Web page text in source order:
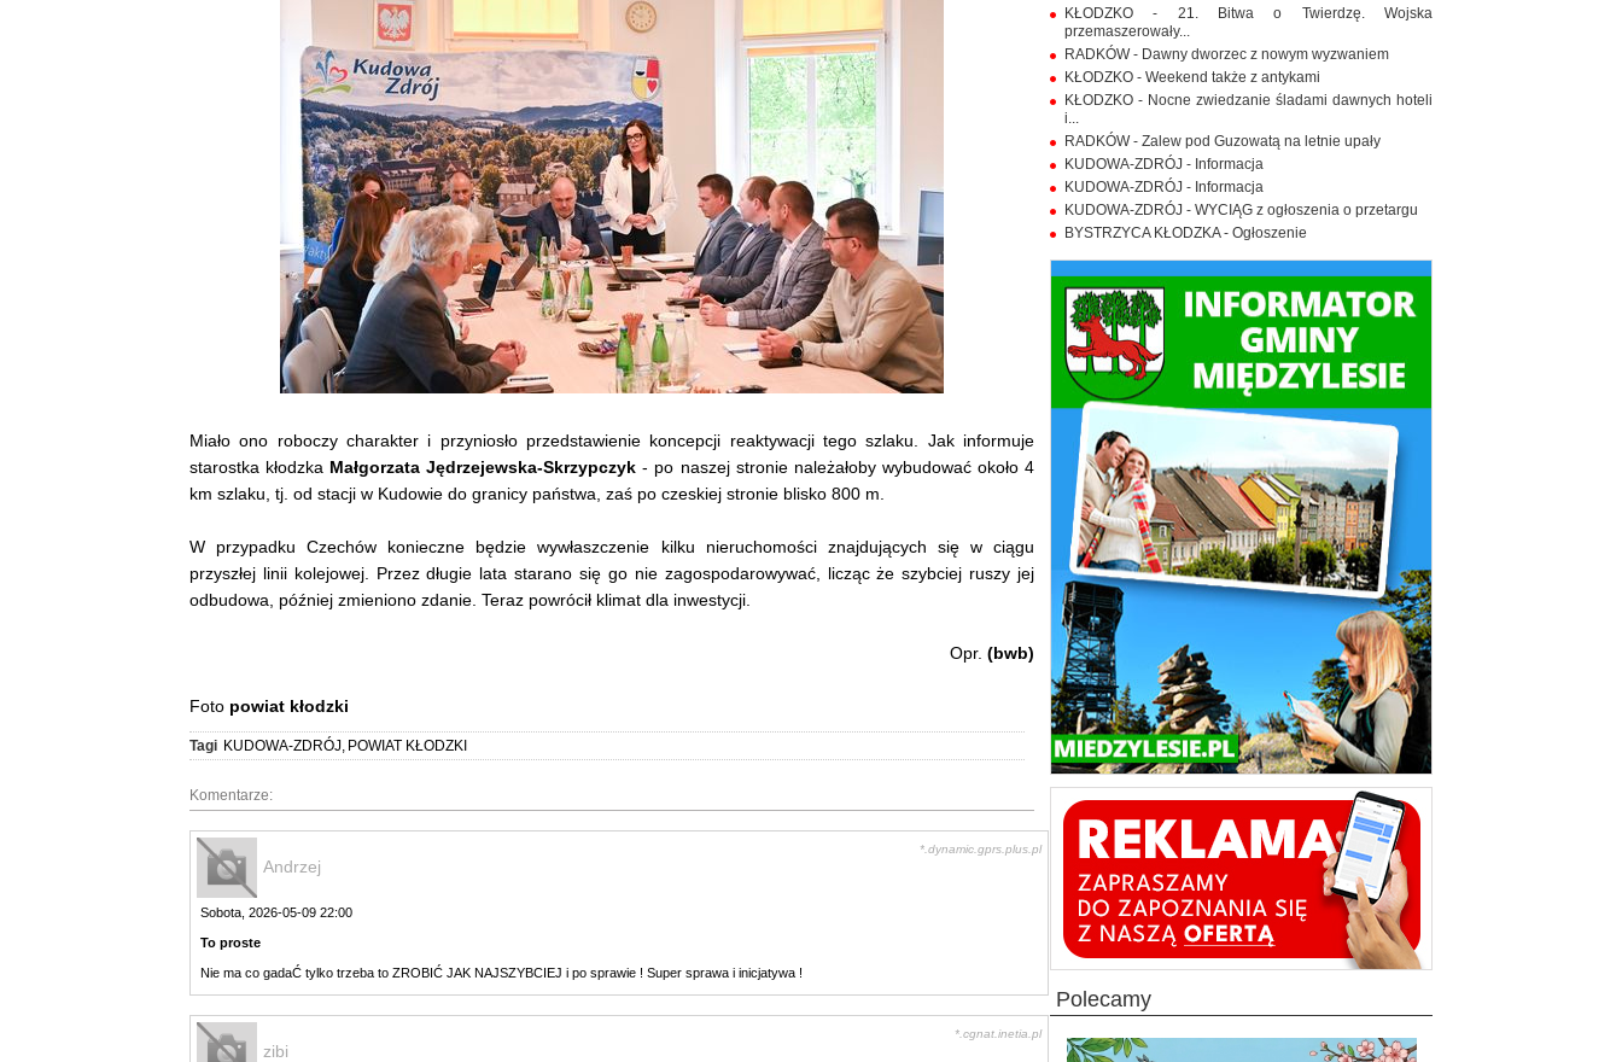
Miało ono roboczy charakter i przyniosło przedstawienie koncepcji reaktywacji tego szlaku. Jak informuje
starostka kłodzka Małgorzata Jędrzejewska-Skrzypczyk - po naszej stronie należałoby wybudować około 4
km szlaku, tj. od stacji w Kudowie do granicy państwa, zaś po czeskiej stronie blisko 800 m.
W przypadku Czechów konieczne będzie wywłaszczenie kilku nieruchomości znajdujących się w ciągu
przyszłej linii kolejowej. Przez długie lata starano się go nie zagospodarowywać, licząc że szybciej ruszy jej
odbudowa, później zmieniono zdanie. Teraz powrócił klimat dla inwestycji.
Opr. (bwb)
Foto powiat kłodzki
Tagi KUDOWA-ZDRÓJ, POWIAT KŁODZKI
Komentarze:
Andrzej
*.dynamic.gprs.plus.pl
Sobota, 2026-05-09 22:00
To proste
Nie ma co gadaĆ tylko trzeba to ZROBIĆ JAK NAJSZYBCIEJ i po sprawie ! Super sprawa i inicjatywa !
zibi
*.cgnat.inetia.pl
KŁODZKO - 21. Bitwa o Twierdzę. Wojska
przemaszerowały...
RADKÓW - Dawny dworzec z nowym wyzwaniem
KŁODZKO - Weekend także z antykami
KŁODZKO - Nocne zwiedzanie śladami dawnych hoteli
i...
RADKÓW - Zalew pod Guzowatą na letnie upały
KUDOWA-ZDRÓJ - Informacja
KUDOWA-ZDRÓJ - Informacja
KUDOWA-ZDRÓJ - WYCIĄG z ogłoszenia o przetargu
BYSTRZYCA KŁODZKA - Ogłoszenie
polecamy